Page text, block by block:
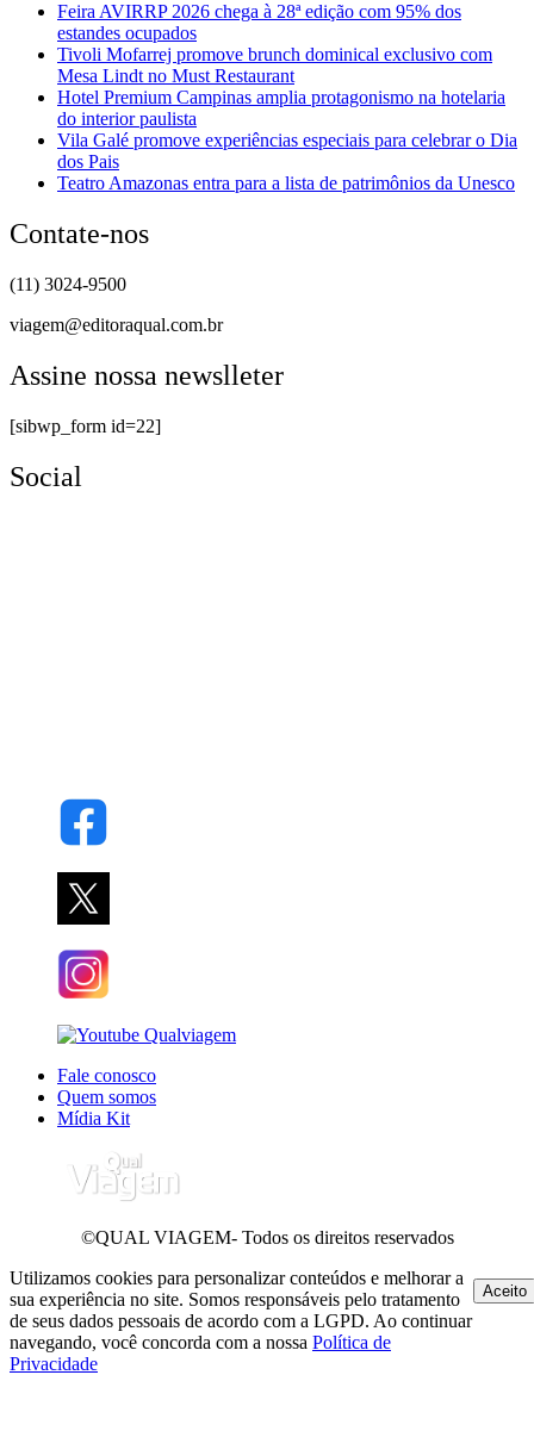
Feira AVIRRP 2026 chega à 28ª edição com 95% dos
estandes ocupados
Tivoli Mofarrej promove brunch dominical exclusivo com
Mesa Lindt no Must Restaurant
Hotel Premium Campinas amplia protagonismo na hotelaria
do interior paulista
Vila Galé promove experiências especiais para celebrar o Dia
dos Pais
Teatro Amazonas entra para a lista de patrimônios da Unesco
Contate-nos
(11) 3024-9500
viagem@editoraqual.com.br
Assine nossa newslleter
[sibwp_form id=22]
Social
Fale conosco
Quem somos
Mídia Kit
©QUAL VIAGEM- Todos os direitos reservados
Utilizamos cookies para personalizar conteúdos e melhorar a
sua experiência no site. Somos responsáveis pelo tratamento
de seus dados pessoais de acordo com a LGPD. Ao continuar
navegando, você concorda com a nossa Política de
Privacidade
Aceito